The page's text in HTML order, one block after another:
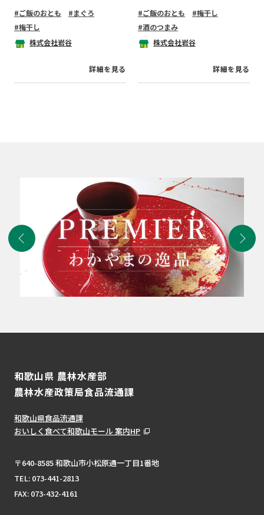
ご飯のおとも
まぐろ
梅干し
株式会社岩谷
詳細を見る
ご飯のおとも
梅干し
酒のつまみ
株式会社岩谷
詳細を見る
和歌山県 農林水産部
農林水産政策局食品流通課
和歌山県食品流通課
おいしく食べて和歌山モール 案内HP
〒640-8585 和歌山市小松原通一丁目1番地
TEL: 073-441-2813
FAX: 073-432-4161